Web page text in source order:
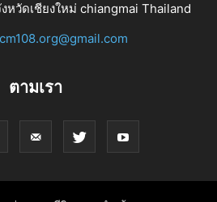
หวัดเชียงใหม่ chiangmai Thailand
cm108.org@gmail.com
ตามเรา